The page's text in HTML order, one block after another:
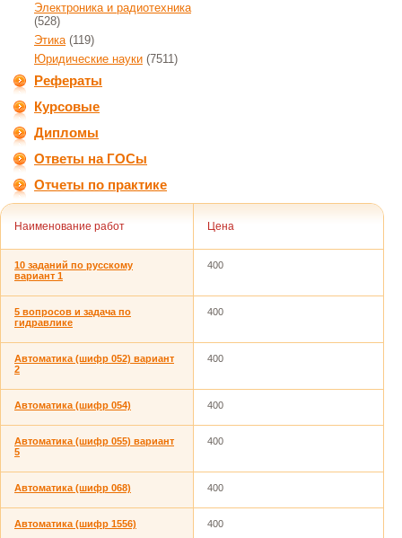
Электроника и радиотехника
(528)
Этика(119)
Юридические науки (7511)
Рефераты
Курсовые
Дипломы
Ответы на ГОСы
Отчеты по практике
Наименование работ Цена
10 заданий по русскому
вариант 1
400
5 вопросов и задача по
гидравлике
400
Автоматика (шифр 052) вариант
2
400
Автоматика (шифр 054) 400
Автоматика (шифр 055) вариант
5
400
Автоматика (шифр 068) 400
Автоматика (шифр 1556) 400